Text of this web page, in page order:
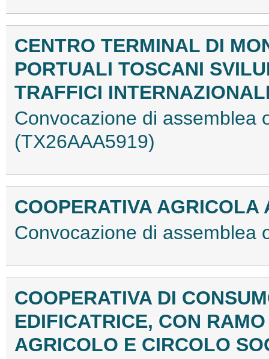
CENTRO TERMINAL DI
PORTUALI TOSCANI
TRAFFICI
Convocazione di assemblea
(TX26AAA5919)
COOPERATIVA AGRICOLA
Convocazione di assemblea
COOPERATIVA DI
EDIFICATRICE, CON RAMO
AGRICOLO E CIRCOLO